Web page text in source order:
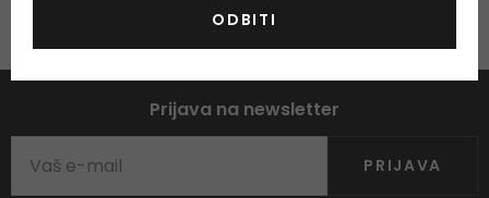
Prijava na newsletter
PRIJAVA
ODBITI